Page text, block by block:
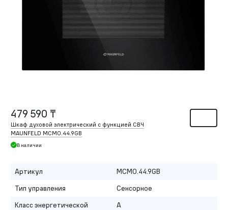
479 590 ₸
Шкаф духовой электрический с функцией СВЧ
MAUNFELD MCMO.44.9GB
В наличии
Артикул
MCMO.44.9GB
Тип управления
Сенсорное
Класс энергетической
A